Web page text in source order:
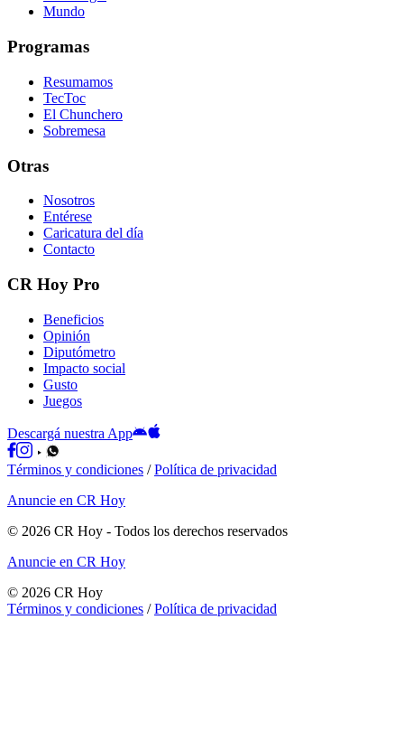
Mundo
Programas
Resumamos
TecToc
El Chunchero
Sobremesa
Otras
Nosotros
Entérese
Caricatura del día
Contacto
CR Hoy Pro
Beneficios
Opinión
Diputómetro
Impacto social
Gusto
Juegos
Descargá nuestra App
Términos y condiciones /Política de privacidad
Anuncie en CR Hoy
© 2026 CR Hoy - Todos los derechos reservados
Anuncie en CR Hoy
© 2026 CR Hoy
Términos y condiciones /Política de privacidad